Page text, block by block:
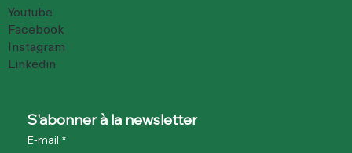
Youtube
Facebook
Instagram
Linkedin
S'abonner à la newsletter
E-mail *